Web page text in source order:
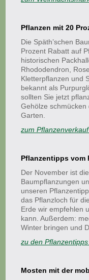
Pflanzen mit 20
Die Späth’schen
Prozent Rabatt auf
historischen
Rhododendron,
Kletterpflanzen und
bekannt als
sollten Sie jetzt
Gehölze
Garten.
zum
Pflanzentipps vom
Der November ist
Baumpflanzungen
unseren
das Pflanzloch für
Erde wir empfehlen
kann. Außerdem:
Winter bringen und
zu den
Mosten mit der